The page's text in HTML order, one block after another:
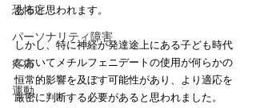
恐怖症
パーソナリティ障害
疼痛
運動
あると思われます。
しかし、特に神経が発達途上にある子ども時代
においてメチルフェニデートの使用が何らかの
恒常的影響を及ぼす可能性があり、より適応を
厳密に判断する必要があると思われました。